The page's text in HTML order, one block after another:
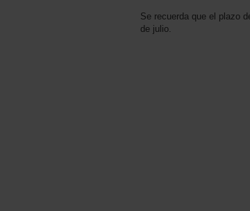
Se recuerda que el plazo
de julio.